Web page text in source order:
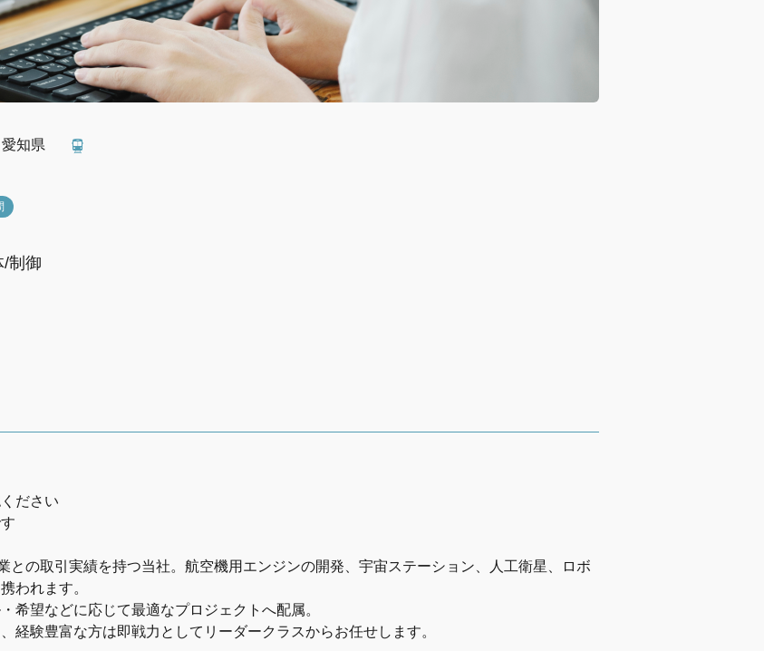
愛知県
/制御
ださい
との取引実績を持つ当社。航空機用エンジンの開発、宇宙ステーション、人工衛星、ロボ
われます。
希望などに応じて最適なプロジェクトへ配属。
経験豊富な方は即戦力としてリーダークラスからお任せします。